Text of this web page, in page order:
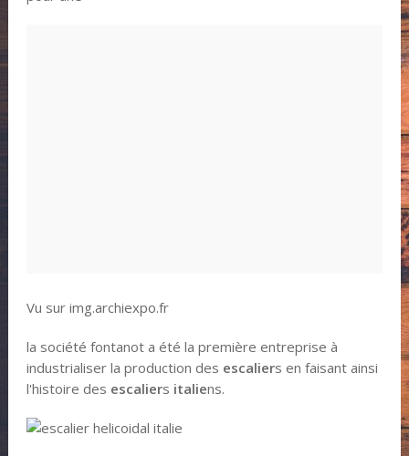
Vu sur img.archiexpo.fr
la société fontanot a été la première entreprise à
industrialiser la production des escaliers en faisant ainsi
l'histoire des escaliers italiens.